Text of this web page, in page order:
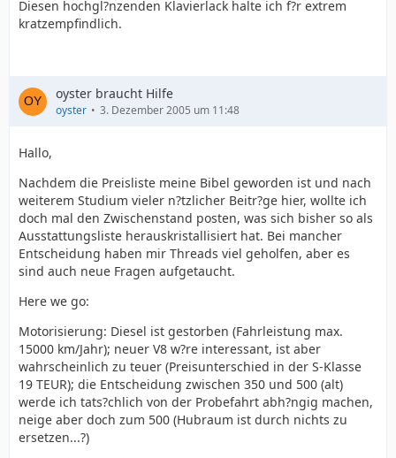
Diesen hochgl?nzenden Klavierlack halte ich f?r extrem
kratzempfindlich.
oyster braucht Hilfe
oyster 3. Dezember 2005 um 11:48
Hallo,
Nachdem die Preisliste meine Bibel geworden ist und nach
weiterem Studium vieler n?tzlicher Beitr?ge hier, wollte ich
doch mal den Zwischenstand posten, was sich bisher so als
Ausstattungsliste herauskristallisiert hat. Bei mancher
Entscheidung haben mir Threads viel geholfen, aber es
sind auch neue Fragen aufgetaucht.
Here we go:
Motorisierung: Diesel ist gestorben (Fahrleistung max.
15000 km/Jahr); neuer V8 w?re interessant, ist aber
wahrscheinlich zu teuer (Preisunterschied in der S-Klasse
19 TEUR); die Entscheidung zwischen 350 und 500 (alt)
werde ich tats?chlich von der Probefahrt abh?ngig machen,
neige aber doch zum 500 (Hubraum ist durch nichts zu
ersetzen...?)